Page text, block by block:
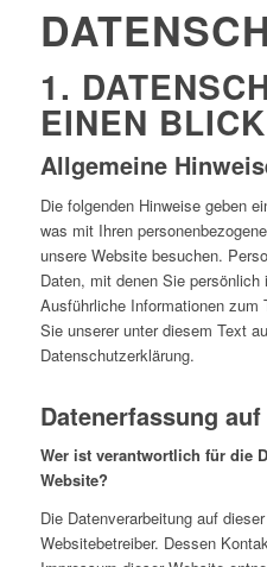
1.
EINEN BLICK
Allgemeine
Die folgenden Hinweise geben
was mit Ihren
unsere Website besuchen.
Daten, mit denen Sie
Ausführliche Informationen zum
Sie unserer unter diesem Text
Datenschutzerklärung.
Datenerfassung
Wer ist verantwortlich für die
Website?
Die Datenverarbeitung auf
Websitebetreiber. Dessen